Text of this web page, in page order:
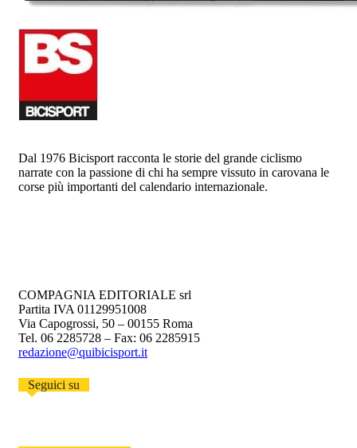
Dal 1976 Bicisport racconta le storie del grande ciclismo
narrate con la passione di chi ha sempre vissuto in carovana le
corse più importanti del calendario internazionale.
COMPAGNIA EDITORIALE srl
Partita IVA 01129951008
Via Capogrossi, 50 – 00155 Roma
Tel. 06 2285728 – Fax: 06 2285915
redazione@quibicisport.it
Seguici su